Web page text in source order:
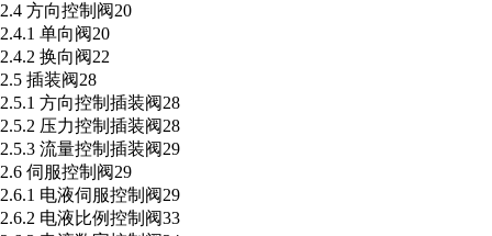
2.4 方向控制阀20
2.4.1 单向阀20
2.4.2 换向阀22
2.5 插装阀28
2.5.1 方向控制插装阀28
2.5.2 压力控制插装阀28
2.5.3 流量控制插装阀29
2.6 伺服控制阀29
2.6.1 电液伺服控制阀29
2.6.2 电液比例控制阀33